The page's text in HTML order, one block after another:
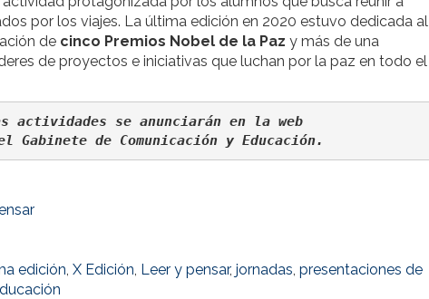
por los viajes. La última edición en 2020 estuvo dedicada al
de cinco Premios Nobel de la Paz y más de una
de proyectos e iniciativas que luchan por la paz en todo el
actividades se anunciarán en la web
Gabinete de Comunicación y Educación.
edición, X Edición, Leer y pensar, jornadas, presentaciones de